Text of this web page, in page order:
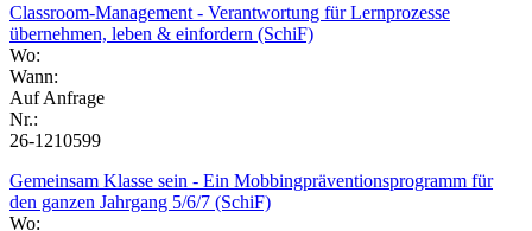
Classroom-Management - Verantwortung für Lernprozesse
übernehmen, leben & einfordern (SchiF)
Wo:
Wann:
Auf Anfrage
Nr.:
26-1210599
Gemeinsam Klasse sein - Ein Mobbingpräventionsprogramm für
den ganzen Jahrgang 5/6/7 (SchiF)
Wo: